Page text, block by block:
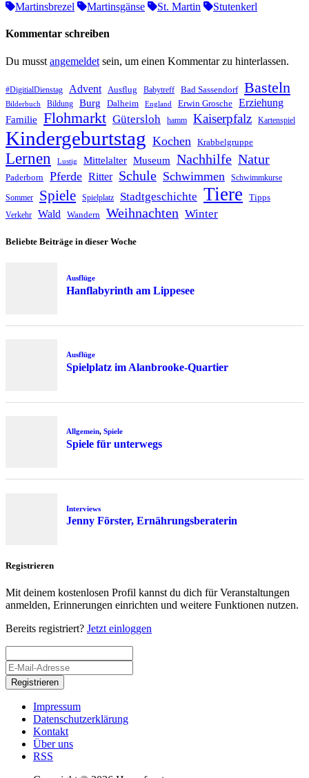
Martinsbrezel
Martinsgänse St. Martin Stutenkerl
Kommentar schreiben
Du musst angemeldet sein, um einen Kommentar zu hinterlassen.
#DigitialDienstag Advent Ausflug Babytreff Bad Sassendorf Basteln
Bilderbuch Bildung Burg Dalheim England Erwin Grosche Erziehung
Familie Flohmarkt Gütersloh hamm Kaiserpfalz Kartenspiel
Kindergeburtstag Kochen Krabbelgruppe
Lernen Lustig Mittelalter Museum Nachhilfe Natur
Paderborn Pferde Ritter Schule Schwimmen Schwimmkurse
Sommer Spiele Spielplatz Stadtgeschichte Tiere Tipps
Verkehr Wald Wandern Weihnachten Winter
Beliebte Beiträge in dieser Woche
Ausflüge
Hanflabyrinth am Lippesee
Ausflüge
Spielplatz im Alanbrooke-Quartier
Allgemein, Spiele
Spiele für unterwegs
Interviews
Jenny Förster, Ernährungsberaterin
Registrieren
Mit deinem kostenlosen Profil kannst du dich für Veranstaltungen
anmelden, Erinnerungen einrichten und weitere Funktionen nutzen.
Bereits registriert? Jetzt einloggen
Registrieren
Impressum
Datenschutzerklärung
Kontakt
Über uns
RSS